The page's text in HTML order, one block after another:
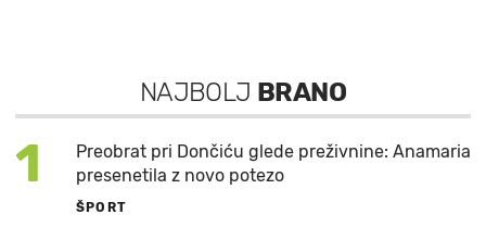
NAJBOLJ BRANO
1
Preobrat pri Dončiću glede preživnine: Anamaria
presenetila z novo potezo
ŠPORT